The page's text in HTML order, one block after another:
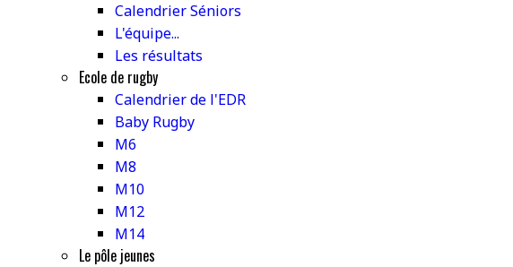
Calendrier Séniors
L'équipe...
Les résultats
Ecole de rugby
Calendrier de l'EDR
Baby Rugby
M6
M8
M10
M12
M14
Le pôle jeunes